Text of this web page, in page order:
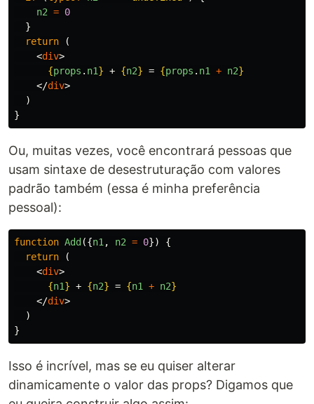
n2 = 0
}
return
(
<div>
{props . n1} + {n2} = {props . n1 + n2}
</div>
)
}
Ou, muitas vezes, você encontrará pessoas que
usam sintaxe de desestruturação com valores
padrão também (essa é minha preferência
pessoal):
function Add ({n1 , n2 = 0})
{
return
(
<div>
{n1} + {n2} = {n1 + n2}
</div>
)
}
Isso é incrível, mas se eu quiser alterar
dinamicamente o valor das props? Digamos que